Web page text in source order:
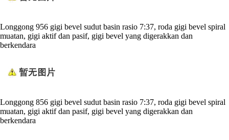
Longgong 956 gigi bevel sudut basin rasio 7:37, roda gigi bevel spiral
muatan, gigi aktif dan pasif, gigi bevel yang digerakkan dan
berkendara
Longgong 856 gigi bevel sudut basin rasio 7:37, roda gigi bevel spiral
muatan, gigi aktif dan pasif, gigi bevel yang digerakkan dan
berkendara